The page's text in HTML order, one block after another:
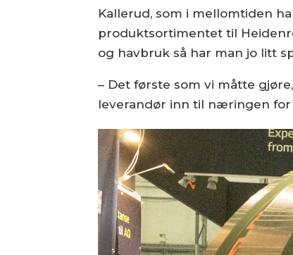
Kallerud, som i mellomtiden
produktsortimentet til
og havbruk så har man jo litt
– Det første som vi måtte
leverandør inn til næringen